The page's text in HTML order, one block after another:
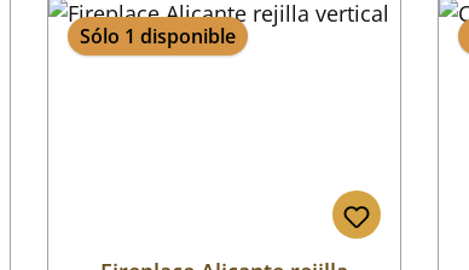
Sólo 1 disponible